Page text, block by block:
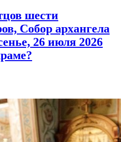
шести
Собор архангела
26 июля 2026